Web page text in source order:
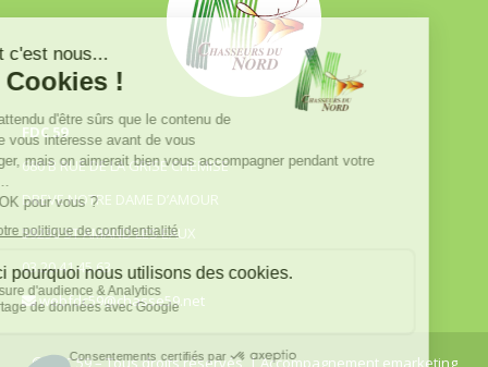
FDC 59
680 B RUE DE LA GRISE CHEMISE
DREVE NOTRE DAME D’AMOUR
59230 ST AMAND LES EAUX
03.20.41.45.63
webfdc59@chasse59.net
© FDC 59 – Tous droits réservés | Accompagnement emarketing